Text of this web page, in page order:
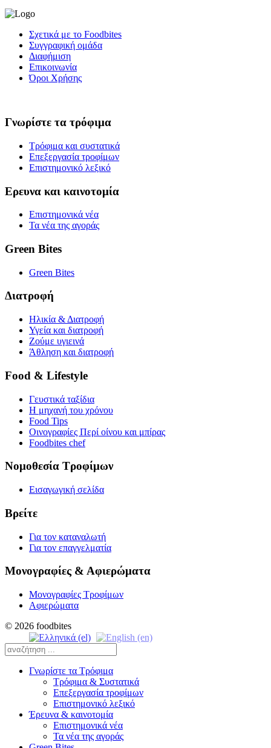
Σχετικά με το Foodbites
Συγγραφική ομάδα
Διαφήμιση
Επικοινωνία
Όροι Χρήσης
Γνωρίστε τα τρόφιμα
Τρόφιμα και συστατικά
Επεξεργασία τροφίμων
Επιστημονικό λεξικό
Ερευνα και καινοτομία
Επιστημονικά νέα
Τα νέα της αγοράς
Green Bites
Green Bites
Διατροφή
Ηλικία & Διατροφή
Υγεία και διατροφή
Ζούμε υγιεινά
Άθληση και διατροφή
Food & Lifestyle
Γευστικά ταξίδια
Η μηχανή του χρόνου
Food Tips
Οινογραφίες Περί οίνου και μπίρας
Foodbites chef
Νομοθεσία Τροφίμων
Εισαγωγική σελίδα
Βρείτε
Για τον καταναλωτή
Για τον επαγγελματία
Μονογραφίες & Αφιερώματα
Μονογραφίες Τροφίμων
Αφιερώματα
© 2026 foodbites
Γνωρίστε τα Τρόφιμα
Τρόφιμα & Συστατικά
Επεξεργασία τροφίμων
Επιστημονικό λεξικό
Έρευνα & καινοτομία
Επιστημονικά νέα
Τα νέα της αγοράς